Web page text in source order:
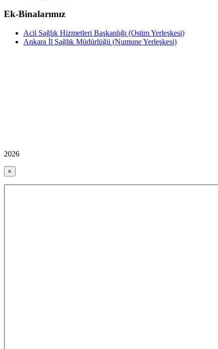
Ek-Binalarımız
Acil Sağlık Hizmetleri Başkanlığı (Ostim Yerleşkesi)
Ankara İl Sağlık Müdürlüğü (Numune Yerleşkesi)
2026
×